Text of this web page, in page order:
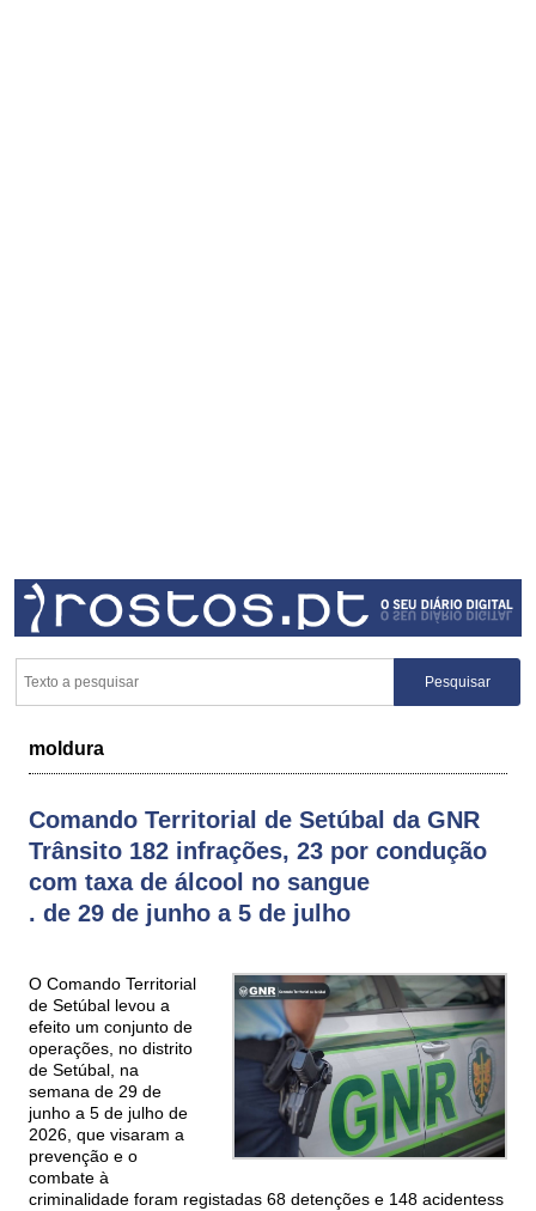
moldura
Comando Territorial de Setúbal da GNR
Trânsito 182 infrações, 23 por condução
com taxa de álcool no sangue
. de 29 de junho a 5 de julho
O Comando Territorial
de Setúbal levou a
efeito um conjunto de
operações, no distrito
de Setúbal, na
semana de 29 de
junho a 5 de julho de
2026, que visaram a
prevenção e o
combate à
criminalidade foram registadas 68 detenções e 148 acidentess